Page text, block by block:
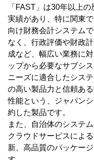
「FAST」は30年以上
実績があり、特に関東
向け財務会計システム
なく、行政評価や財政
成など、幅広い業務に
ップから必要なサブシ
ニーズに適合したシス
の高い製品力と信頼あ
性能という、ジャパン
約した製品です。
また、自治体のシステ
クラウドサービスによ
新、高品質のパッケー